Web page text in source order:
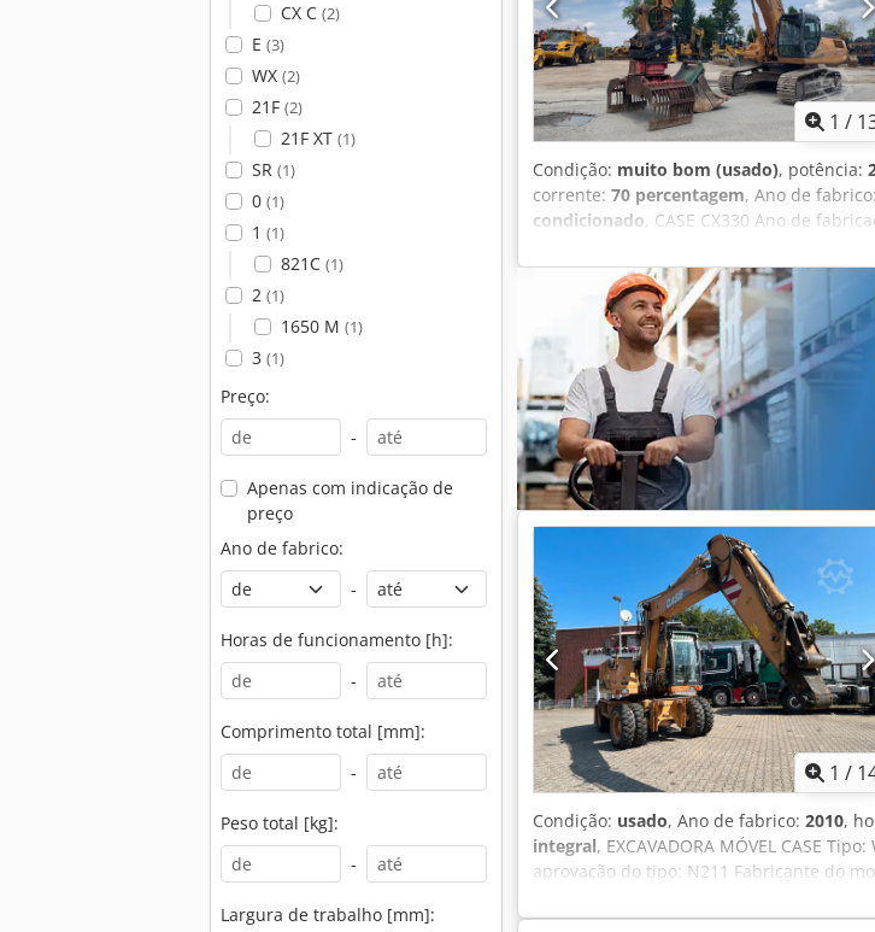
CX C (2)
E (3)
WX (2)
21F (2)
21F XT (1)
SR (1)
0 (1)
1 (1)
821C (1)
2 (1)
1650 M (1)
3 (1)
Preço:
-
Apenas com indicação de
preço
Ano de fabrico:
-
Horas de funcionamento [h]:
-
Comprimento total [mm]:
-
Peso total [kg]:
-
Largura de trabalho [mm]:
1 /
Condição: muito bom (usado), potência:
corrente: 70 percentagem, Ano de fabrico:
condicionado, CASE CX330 Ano de
condicionado Rádio Sistema de
ferramentas (martelo, pinça, tesoura)
funcional, necessita de reparação
Placas de base com 600 mm de largura
Dimensões para transporte: 10,8 x 3 x
1 /
Condição: usado, Ano de fabrico: 2010,
integral, EXCAVADORA MÓVEL CASE
aprovação do tipo: N211 Fabricante do
Peso bruto autorizado: 18000 kg
Altura para transporte: 2,89 m Cor: